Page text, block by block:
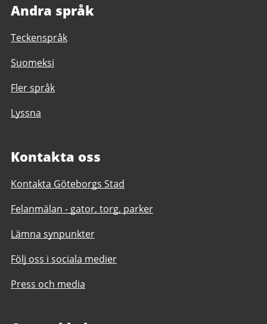
Andra språk
Teckenspråk
Suomeksi
Fler språk
Lyssna
Kontakta oss
Kontakta Göteborgs Stad
Felanmälan - gator, torg, parker
Lämna synpunkter
Följ oss i sociala medier
Press och media